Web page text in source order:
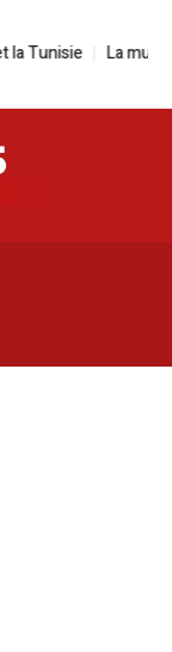
italienne en